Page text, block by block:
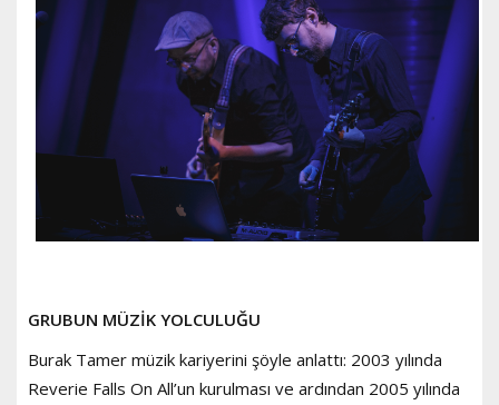
GRUBUN MÜZİK YOLCULUĞU
Burak Tamer müzik kariyerini şöyle anlattı: 2003 yılında
Reverie Falls On All’un kurulması ve ardından 2005 yılında